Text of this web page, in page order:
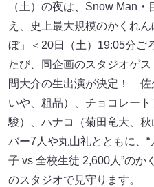
（土）の夜は、Snow Man
え、史上最大規模のかくれ
ぼ」＜20日（土）19:05分ご
たび、同企画のスタジオゲ
間大介の生出演が決定！ 佐
いや、粗品）、チョコレー
駿）、ハナコ（菊田竜大、
バー7人や丸山礼とともに、
子 vs 全校生徒 2,600人”のか
のスタジオで見守ります。